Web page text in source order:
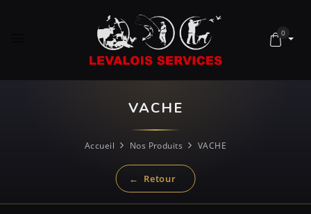
0
VACHE
Accueil Nos Produits VACHE